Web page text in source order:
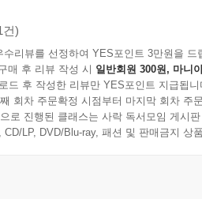
건)
수리뷰를 선정하여 YES포인트 3만원을 드
매 후 리뷰 작성 시 일반회원 300원, 마니
드 후 작성한 리뷰만 YES포인트 지급됩니
회차 주문확정 시점부터 마지막 회차 주
로 진행된 클래스는 사락 독서모임 게시
CD/LP, DVD/Blu-ray, 패션 및 판매금지 상